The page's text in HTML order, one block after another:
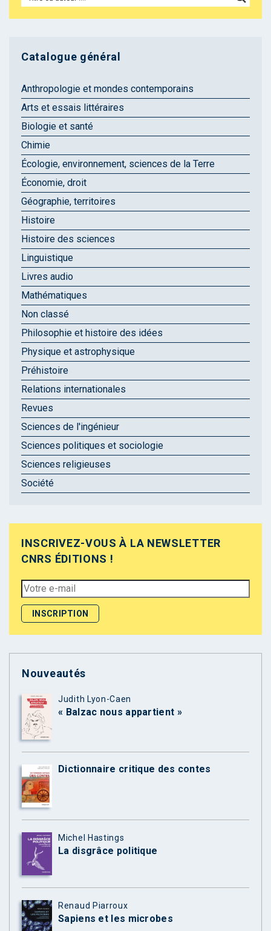
Catalogue général
Anthropologie et mondes contemporains
Arts et essais littéraires
Biologie et santé
Chimie
Écologie, environnement, sciences de la Terre
Économie, droit
Géographie, territoires
Histoire
Histoire des sciences
Linguistique
Livres audio
Mathématiques
Non classé
Philosophie et histoire des idées
Physique et astrophysique
Préhistoire
Relations internationales
Revues
Sciences de l'ingénieur
Sciences politiques et sociologie
Sciences religieuses
Société
INSCRIVEZ-VOUS À LA NEWSLETTER
CNRS ÉDITIONS !
Nouveautés
Judith Lyon-Caen
« Balzac nous appartient »
Dictionnaire critique des contes
Michel Hastings
La disgrâce politique
Renaud Piarroux
Sapiens et les microbes